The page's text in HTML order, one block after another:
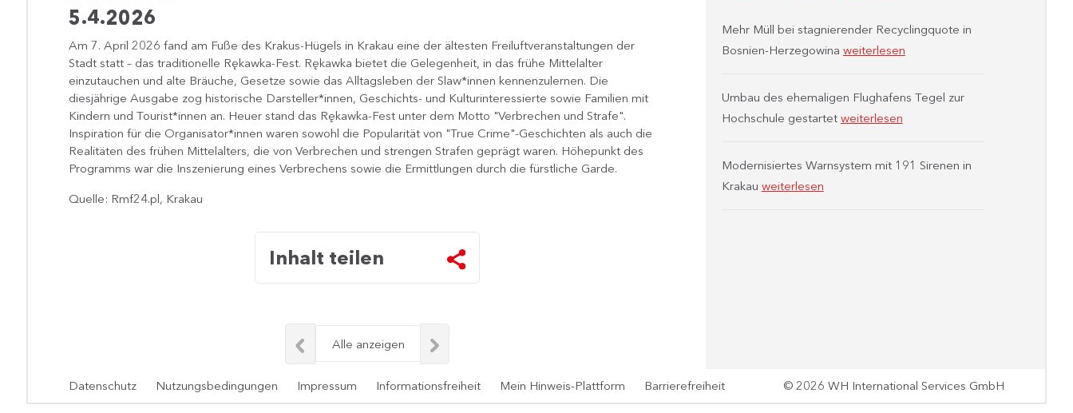
5.4.2026
A​m 7. April 2026 fand am Fuße des Krakus-Hügels in Krakau eine der ältesten Freiluftveranstaltungen der
Stadt statt – das traditionelle Rękawka-Fest. Rękawka bietet die Gelegenheit, in das frühe Mittelalter
einzutauchen und alte Bräuche, Gesetze sowie das Alltagsleben der Slaw*innen kennenzulernen. Die
diesjährige Ausgabe zog historische Darsteller*innen, Geschichts- und Kulturinteressierte sowie Familien mit
Kindern und Tourist*innen an. Heuer stand das Rękawka-Fest unter dem Motto "Verbrechen und Strafe".
Inspiration für die Organisator*innen waren sowohl die Popularität von "True Crime"-Geschichten als auch die
Realitäten des frühen Mittelalters, die von Verbrechen und strengen Strafen geprägt waren. Höhepunkt des
Programms war die Inszenierung eines Verbrechens sowie die Ermittlungen durch die fürstliche Garde.​
Quelle: Rmf24.pl, Krakau
Inhalt teilen
Alle anzeigen
Mehr Müll bei stagnierender Recyclingquote in
Bosnien-Herzegowina weiterlesen
Umbau des ehemaligen Flughafens Tegel zur
Hochschule gestartet weiterlesen
Modernisiertes Warnsystem mit 191 Sirenen in
Krakau weiterlesen
Datenschutz Nutzungsbedingungen Impressum Informationsfreiheit Mein Hinweis-Plattform Barrierefreiheit © 2026 WH International Services GmbH